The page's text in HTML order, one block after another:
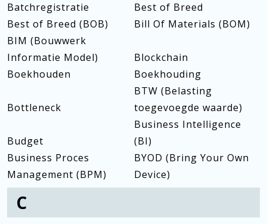
Batchregistratie
Best of Breed
Best of Breed (BOB)
Bill Of Materials (BOM)
BIM (Bouwwerk
Informatie Model)
Blockchain
Boekhouden
Boekhouding
Bottleneck
BTW (Belasting
toegevoegde waarde)
Budget
Business Intelligence
(BI)
Business Proces
Management (BPM)
BYOD (Bring Your Own
Device)
C